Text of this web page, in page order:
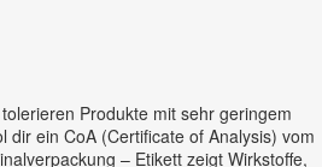
Produkte mit sehr geringem
ein CoA (Certificate of Analysis) vom
– Etikett zeigt Wirkstoffe,